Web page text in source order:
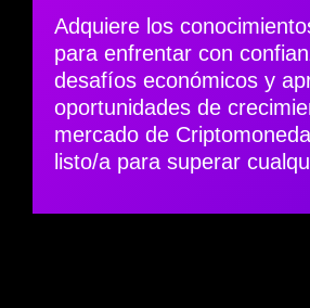
Adquiere los
para enfrentar con
desafíos económicos y
oportunidades de
mercado de
listo/a para superar